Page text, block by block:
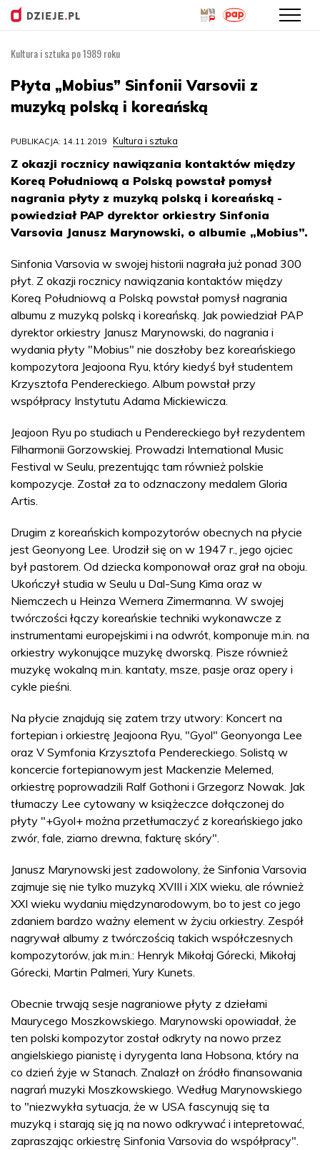
treści
Kultura i sztuka po 1989 roku
Płyta „Mobius” Sinfonii Varsovii z
muzyką polską i koreańską
PUBLIKACJA: 14.11.2019 Kultura i sztuka
Z okazji rocznicy nawiązania kontaktów między
Koreą Południową a Polską powstał pomysł
nagrania płyty z muzyką polską i koreańską -
powiedział PAP dyrektor orkiestry Sinfonia
Varsovia Janusz Marynowski, o albumie „Mobius”.
Sinfonia Varsovia w swojej historii nagrała już ponad 300
płyt. Z okazji rocznicy nawiązania kontaktów między
Koreą Południową a Polską powstał pomysł nagrania
albumu z muzyką polską i koreańską. Jak powiedział PAP
dyrektor orkiestry Janusz Marynowski, do nagrania i
wydania płyty "Mobius" nie doszłoby bez koreańskiego
kompozytora Jeajoona Ryu, który kiedyś był studentem
Krzysztofa Pendereckiego. Album powstał przy
współpracy Instytutu Adama Mickiewicza.
Jeajoon Ryu po studiach u Pendereckiego był rezydentem
Filharmonii Gorzowskiej. Prowadzi International Music
Festival w Seulu, prezentując tam również polskie
kompozycje. Został za to odznaczony medalem Gloria
Artis.
Drugim z koreańskich kompozytorów obecnych na płycie
jest Geonyong Lee. Urodził się on w 1947 r., jego ojciec
był pastorem. Od dziecka komponował oraz grał na oboju.
Ukończył studia w Seulu u Dal-Sung Kima oraz w
Niemczech u Heinza Wernera Zimermanna. W swojej
twórczości łączy koreańskie techniki wykonawcze z
instrumentami europejskimi i na odwrót, komponuje m.in. na
orkiestry wykonujące muzykę dworską. Pisze również
muzykę wokalną m.in. kantaty, msze, pasje oraz opery i
cykle pieśni.
Na płycie znajdują się zatem trzy utwory: Koncert na
fortepian i orkiestrę Jeajoona Ryu, "Gyol" Geonyonga Lee
oraz V Symfonia Krzysztofa Pendereckiego. Solistą w
koncercie fortepianowym jest Mackenzie Melemed,
orkiestrę poprowadzili Ralf Gothoni i Grzegorz Nowak. Jak
tłumaczy Lee cytowany w książeczce dołączonej do
płyty "+Gyol+ można przetłumaczyć z koreańskiego jako
zwór, fale, ziarno drewna, fakturę skóry".
Janusz Marynowski jest zadowolony, że Sinfonia Varsovia
zajmuje się nie tylko muzyką XVIII i XIX wieku, ale również
XXI wieku wydaniu międzynarodowym, bo to jest co jego
zdaniem bardzo ważny element w życiu orkiestry. Zespół
nagrywał albumy z twórczością takich współczesnych
kompozytorów, jak m.in.: Henryk Mikołaj Górecki, Mikołaj
Górecki, Martin Palmeri, Yury Kunets.
Obecnie trwają sesje nagraniowe płyty z dziełami
Maurycego Moszkowskiego. Marynowski opowiadał, że
ten polski kompozytor został odkryty na nowo przez
angielskiego pianistę i dyrygenta Iana Hobsona, który na
co dzień żyje w Stanach. Znalazł on źródło finansowania
nagrań muzyki Moszkowskiego. Według Marynowskiego
to "niezwykła sytuacja, że w USA fascynują się ta
muzyką i starają się ją na nowo odkrywać i intepretować,
zapraszając orkiestrę Sinfonia Varsovia do współpracy".